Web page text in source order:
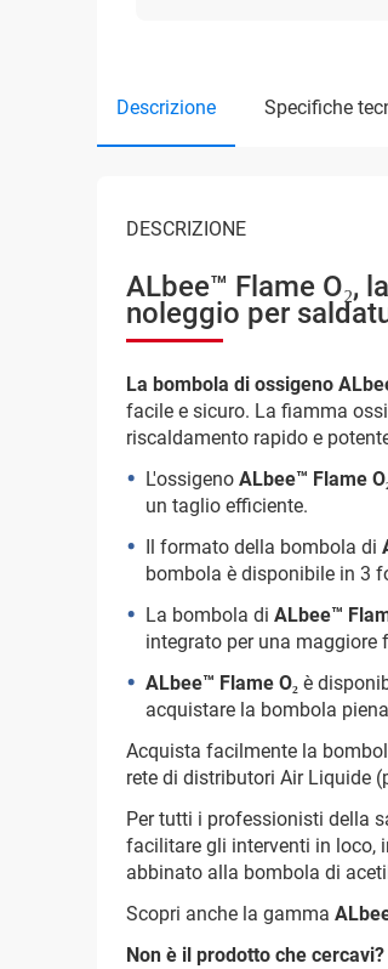
descrizione specifiche
DESCRIZIONE
ALbee™ Flame O₂,
noleggio per
La bombola di ossigeno
facile e sicuro. La fiamma
riscaldamento rapido e
L'ossigeno ALbee™ Flame
un taglio efficiente.
Il formato della bombola di
bombola è disponibile in 3
La bombola di ALbee™
integrato per una maggiore
ALbee™ Flame O₂ è
acquistare la bombola
Acquista facilmente la
rete di distributori Air Liquide
Per tutti i professionisti della
facilitare gli interventi in loco,
abbinato alla bombola di
Scopri anche la gamma
Non è il prodotto che cercavi?